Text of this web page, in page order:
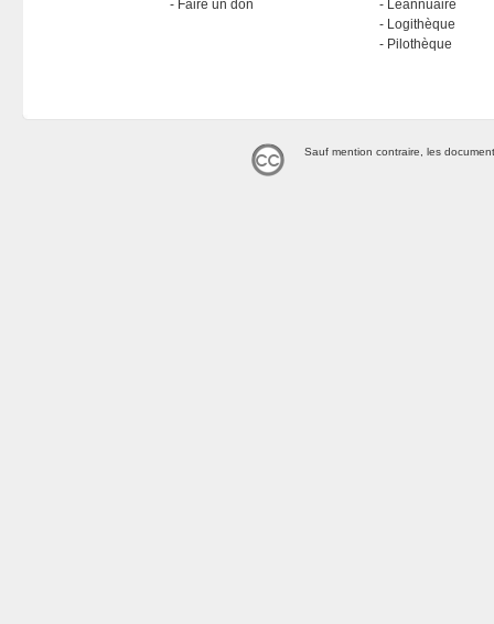
Faire un don
Léannuaire
Logithèque
Pilothèque
Sauf mention contraire, les